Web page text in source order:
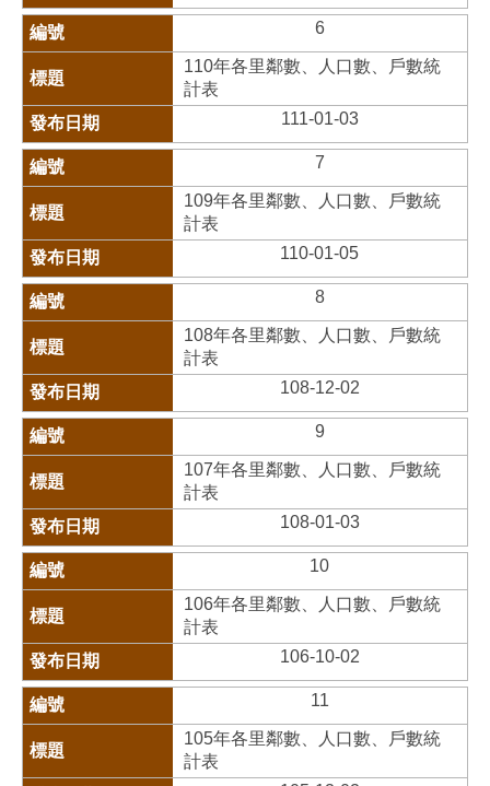
6
110年各里鄰數、人口數、戶數統
計表
111-01-03
7
109年各里鄰數、人口數、戶數統
計表
110-01-05
8
108年各里鄰數、人口數、戶數統
計表
108-12-02
9
107年各里鄰數、人口數、戶數統
計表
108-01-03
10
106年各里鄰數、人口數、戶數統
計表
106-10-02
11
105年各里鄰數、人口數、戶數統
計表